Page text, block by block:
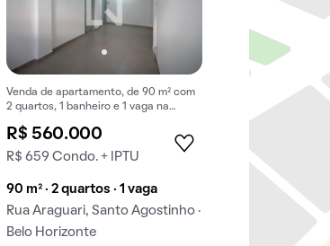
Venda de apartamento, de 90 m² com
2 quartos, 1 banheiro e 1 vaga na
R$ 560.000
R$ 659 Condo. + IPTU
90 m² · 2 quartos · 1 vaga
Rua Araguari, Santo Agostinho ·
Belo Horizonte